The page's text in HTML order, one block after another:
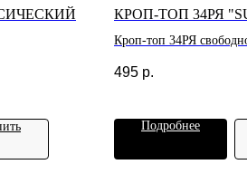
КРОП-ТОП 34РЯ
Кроп-топ 34РЯ
495 р.
Подробнее